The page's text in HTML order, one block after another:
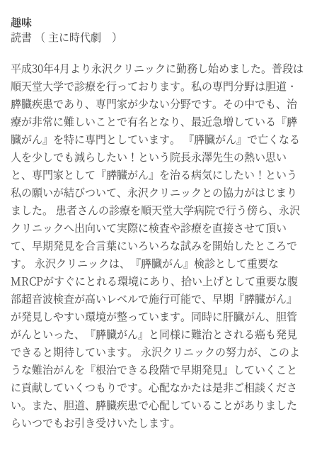
趣味
読書 （ 主に時代劇 ）
平成30年4月より永沢クリニックに勤務し始めました。普段は
順天堂大学で診療を行っております。私の専門分野は胆道・
膵臓疾患であり、専門家が少ない分野です。その中でも、治
療が非常に難しいことで有名となり、最近急増している『膵
臓がん』を特に専門としています。 『膵臓がん』で亡くなる
人を少しでも減らしたい！という院長永澤先生の熱い思い
と、専門家として『膵臓がん』を治る病気にしたい！という
私の願いが結びついて、永沢クリニックとの協力がはじまり
ました。 患者さんの診療を順天堂大学病院で行う傍ら、永沢
クリニックへ出向いて実際に検査や診療を直接させて頂い
て、早期発見を合言葉にいろいろな試みを開始したところで
す。 永沢クリニックは、『膵臓がん』検診として重要な
MRCPがすぐにとれる環境にあり、拾い上げとして重要な腹
部超音波検査が高いレベルで施行可能で、早期『膵臓がん』
が発見しやすい環境が整っています。同時に肝臓がん、胆管
がんといった、『膵臓がん』と同様に難治とされる癌も発見
できると期待しています。 永沢クリニックの努力が、このよ
うな難治がんを『根治できる段階で早期発見』していくこと
に貢献していくつもりです。心配なかたは是非ご相談くださ
い。また、胆道、膵臓疾患で心配していることがありました
らいつでもお引き受けいたします。